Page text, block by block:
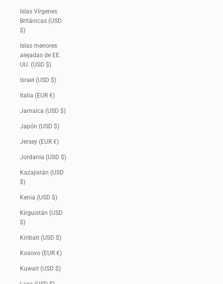
Islas Vírgenes
Británicas (USD
$)
Islas menores
alejadas de EE.
UU. (USD $)
Israel (USD $)
Italia (EUR €)
Jamaica (USD $)
Japón (USD $)
Jersey (EUR €)
Jordania (USD $)
Kazajistán (USD
$)
Kenia (USD $)
Kirguistán (USD
$)
Kiribati (USD $)
Kosovo (EUR €)
Kuwait (USD $)